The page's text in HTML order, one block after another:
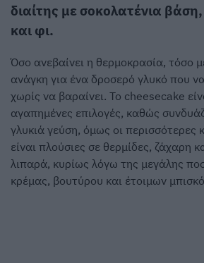
διαίτης με σοκολατένια βάση,
και φι.
Όσο ανεβαίνει η θερμοκρασία, τόσο
ανάγκη για ένα δροσερό γλυκό που να
χωρίς να βαραίνει. Το cheesecake
αγαπημένες επιλογές, καθώς
γλυκιά γεύση, όμως οι περισσότερες
είναι πλούσιες σε θερμίδες, ζάχαρη
λιπαρά, κυρίως λόγω της μεγάλης
κρέμας, βουτύρου και έτοιμων